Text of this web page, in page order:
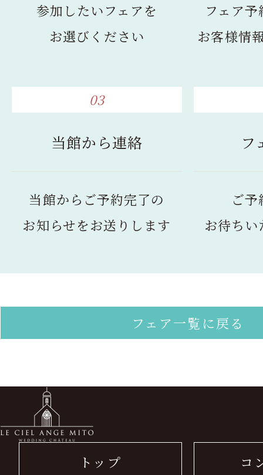
参加したいフェアを
お選びください
フェア
お客様情
03
当館から連絡
当館からご予約完了の
お知らせをお送りします
フ
ご
お待ち
フェア一覧に戻る
トップ コ